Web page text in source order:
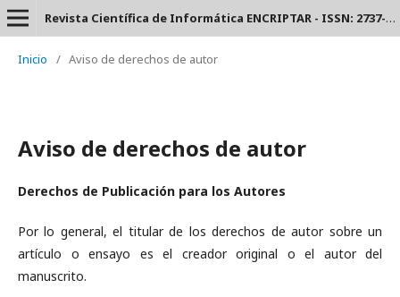
Revista Científica de Informática ENCRIPTAR - ISSN: 2737-6389.
Inicio / Aviso de derechos de autor
Aviso de derechos de autor
Derechos de Publicación para los Autores
Por lo general, el titular de los derechos de autor sobre un
artículo o ensayo es el creador original o el autor del
manuscrito.